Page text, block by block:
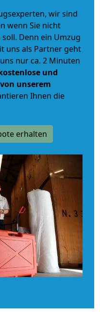
wir sind
wenn Sie nicht
Denn ein Umzug
uns als Partner geht
nur ca. 2 Minuten
und
unserem
Ihnen die
erhalten